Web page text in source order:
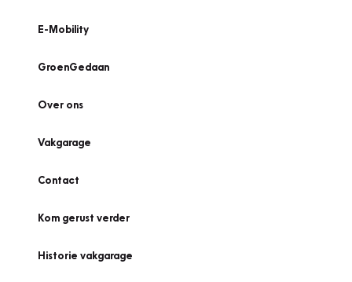
E-Mobility
GroenGedaan
Over ons
Vakgarage
Contact
Kom gerust verder
Historie vakgarage